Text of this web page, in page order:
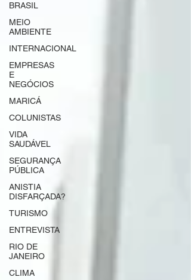
BRASIL
MEIO
AMBIENTE
INTERNACIONAL
EMPRESAS
E
NEGÓCIOS
MARICÁ
COLUNISTAS
VIDA
SAUDÁVEL
SEGURANÇA
PÚBLICA
ANISTIA
DISFARÇADA?
TURISMO
ENTREVISTA
RIO DE
JANEIRO
CLIMA